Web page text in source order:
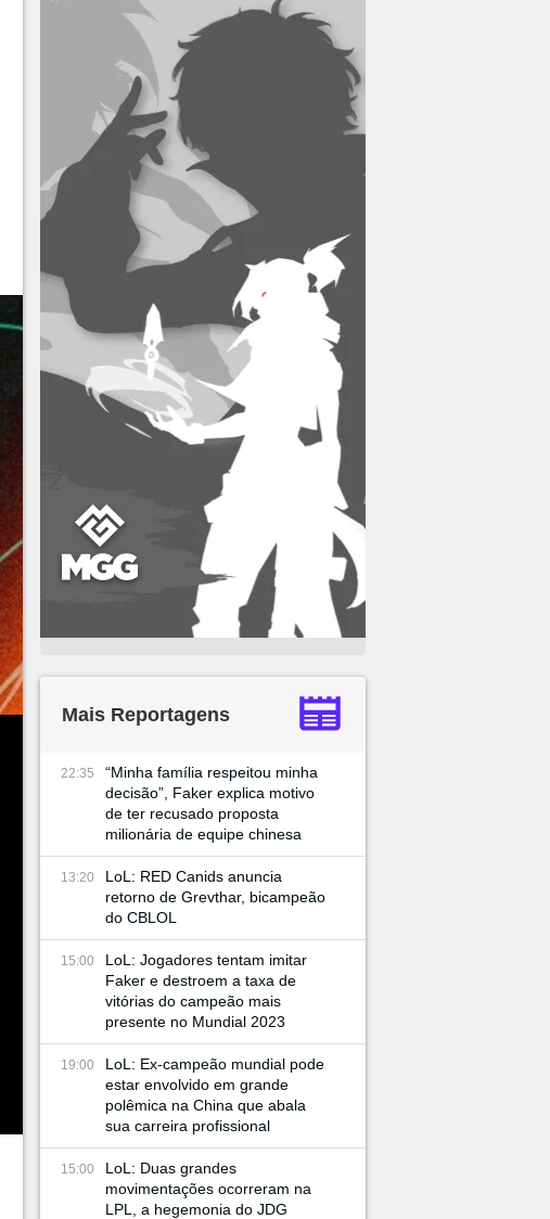
Mais Reportagens
22:35
“Minha família respeitou minha
decisão”, Faker explica motivo
de ter recusado proposta
milionária de equipe chinesa
13:20
LoL: RED Canids anuncia
retorno de Grevthar, bicampeão
do CBLOL
15:00
LoL: Jogadores tentam imitar
Faker e destroem a taxa de
vitórias do campeão mais
presente no Mundial 2023
19:00
LoL: Ex-campeão mundial pode
estar envolvido em grande
polêmica na China que abala
sua carreira profissional
15:00
LoL: Duas grandes
movimentações ocorreram na
LPL, a hegemonia do JDG